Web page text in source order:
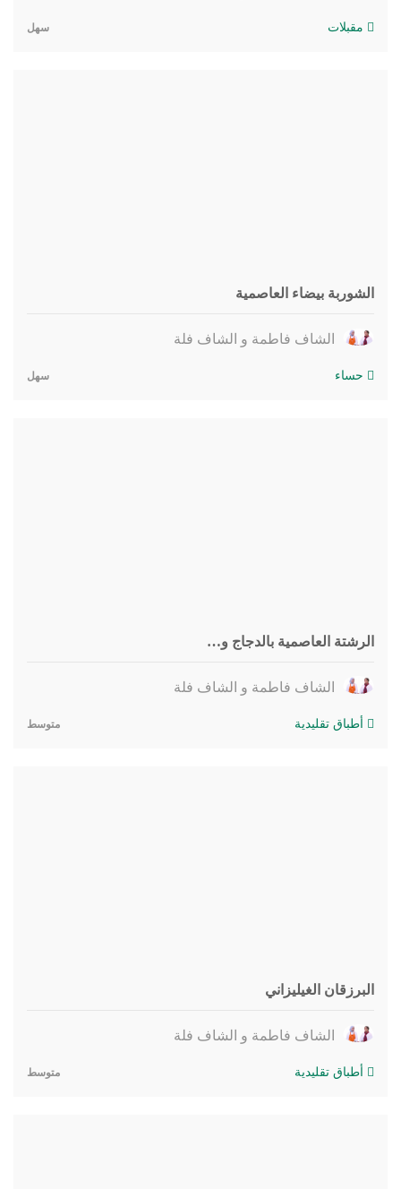
مقبلات سهل
الشوربة بيضاء العاصمية
الشاف فاطمة و الشاف فلة
حساء سهل
الرشتة العاصمية بالدجاج و…
الشاف فاطمة و الشاف فلة
أطباق تقليدية متوسط
البرزقان الغيليزاني
الشاف فاطمة و الشاف فلة
أطباق تقليدية متوسط